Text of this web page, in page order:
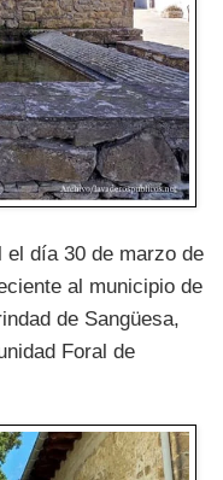
día 30 de marzo de
al municipio de
de Sangüesa,
Foral de